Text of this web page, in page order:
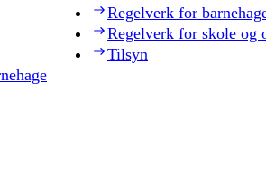
Regelverk for
Regelverk for skole og
Tilsyn